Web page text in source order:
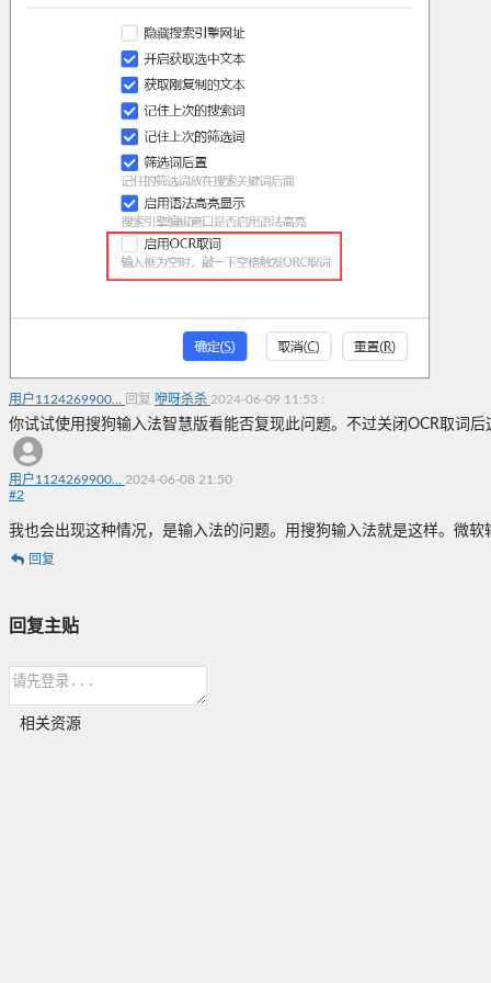
用户1124269900... 回复 咿呀杀杀 2024-06-09 11:53 :
你试试使用搜狗输入法智慧版看能否复现此问题。不过关闭OCR取词后
用户1124269900... 2024-06-08 21:50
#2
我也会出现这种情况，是输入法的问题。用搜狗输入法就是这样。微软
回复
回复主贴
相关资源